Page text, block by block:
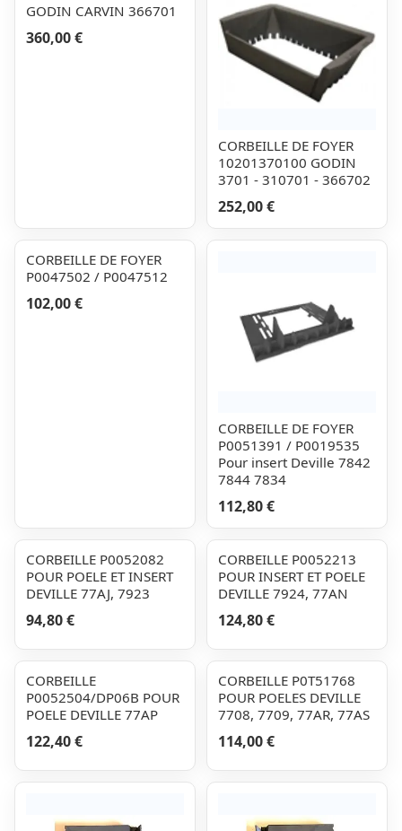
GODIN CARVIN 366701
360,00 €
CORBEILLE DE FOYER
10201370100 GODIN
3701 - 310701 - 366702
252,00 €
CORBEILLE DE FOYER
P0047502 / P0047512
102,00 €
CORBEILLE DE FOYER
P0051391 / P0019535
Pour insert Deville 7842
7844 7834
112,80 €
CORBEILLE P0052082
POUR POELE ET INSERT
DEVILLE 77AJ, 7923
94,80 €
CORBEILLE P0052213
POUR INSERT ET POELE
DEVILLE 7924, 77AN
124,80 €
CORBEILLE
P0052504/DP06B POUR
POELE DEVILLE 77AP
122,40 €
CORBEILLE P0T51768
POUR POELES DEVILLE
7708, 7709, 77AR, 77AS
114,00 €